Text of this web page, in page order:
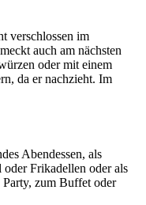
verschlossen im
auch am nächsten
oder mit einem
da er nachzieht. Im
Abendessen, als
Frikadellen oder als
Party, zum Buffet oder